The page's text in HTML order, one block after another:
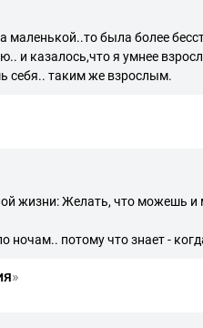
маленькой..то была более
и казалось,что я умнее
себя.. таким же взрослым.
жизни: Желать, что можешь
потому что знает -
»